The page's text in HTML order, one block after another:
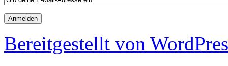
Bereitgestellt von